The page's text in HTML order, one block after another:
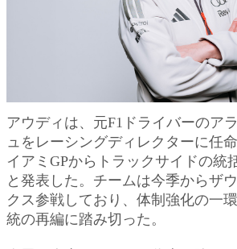
アウディは、元F1ドライバーのア
ュをレーシングディレクターに任
イアミGPからトラックサイドの統
と発表した。チームは今季からザ
クス参戦しており、体制強化の一
統の再編に踏み切った。